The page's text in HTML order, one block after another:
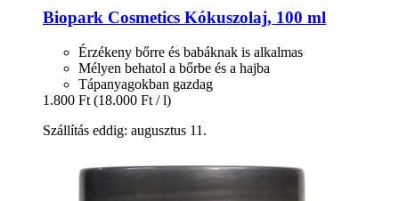
Biopark Cosmetics Kókuszolaj, 100 ml
Érzékeny bőrre és babáknak is alkalmas
Mélyen behatol a bőrbe és a hajba
Tápanyagokban gazdag
1.800 Ft (18.000 Ft / l)
Szállítás eddig: augusztus 11.